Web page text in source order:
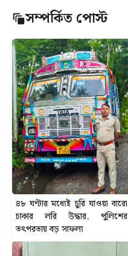
সম্পর্কিত পোস্ট
৪৮ ঘণ্টার মধ্যেই চুরি যাওয়া বারো
চাকার লরি উদ্ধার, পুলিশের
তৎপরতায় বড় সাফল্য